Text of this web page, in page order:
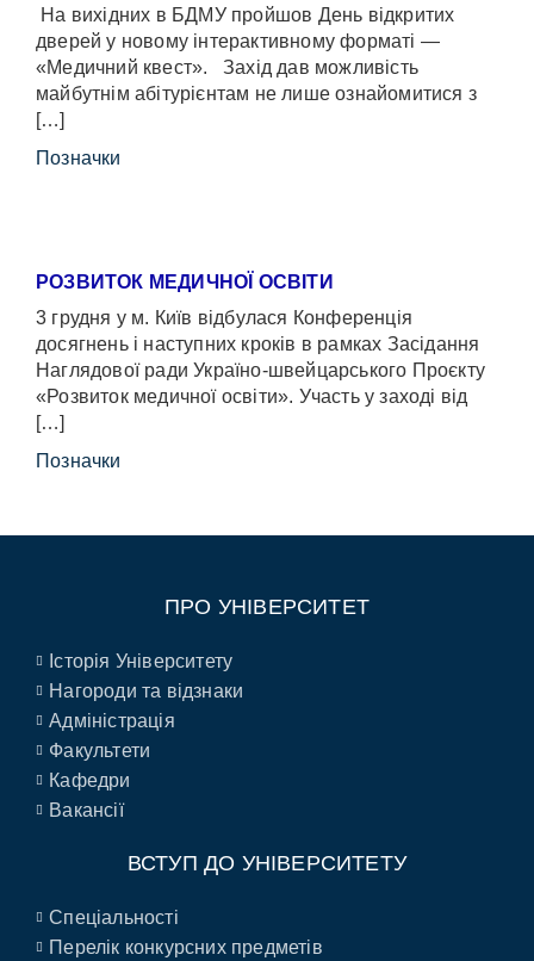
На вихідних в БДМУ пройшов День відкритих
дверей у новому інтерактивному форматі —
«Медичний квест». Захід дав можливість
майбутнім абітурієнтам не лише ознайомитися з
[…]
Позначки
РОЗВИТОК МЕДИЧНОЇ ОСВІТИ
3 грудня у м. Київ відбулася Конференція
досягнень і наступних кроків в рамках Засідання
Наглядової ради Україно-швейцарського Проєкту
«Розвиток медичної освіти». Участь у заході від
[…]
Позначки
ПРО УНІВЕРСИТЕТ
Історія Університету
Нагороди та відзнаки
Адміністрація
Факультети
Кафедри
Вакансії
ВСТУП ДО УНІВЕРСИТЕТУ
Спеціальності
Перелік конкурсних предметів